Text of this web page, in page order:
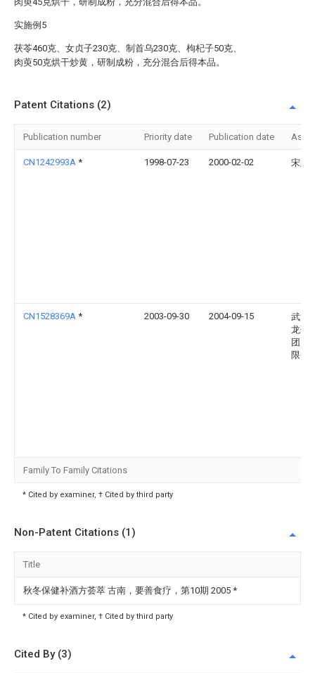
实施例5
茯苓460克、女贞子230克、制首乌230克、枸杞子50克、
肉萸50克烘干炒黄，研制成粉，充分混合后得本品。
Patent Citations (2)
Publication number Priority date Publication date
CN1242993A * 1998-07-23 2000-02-02 宋建
CN1528369A * 2003-09-30 2004-09-15
武汉
龙药
团股
限公
Family To Family Citations
* Cited by examiner, † Cited by third party
Non-Patent Citations (1)
Title
秋冬保健补酒方荟萃 古南，要善食疗，第10期 2005 *
* Cited by examiner, † Cited by third party
Cited By (3)